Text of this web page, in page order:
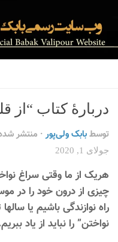
دربارۀ کتاب “از
توسطبابک ولی‌پور · منتشر
جولای 1, 2020
هریک از ما وقتی سراغ
چیزی از درون خود را در
راه نوازندگی باشیم یا
نواختن” را نباید از یاد